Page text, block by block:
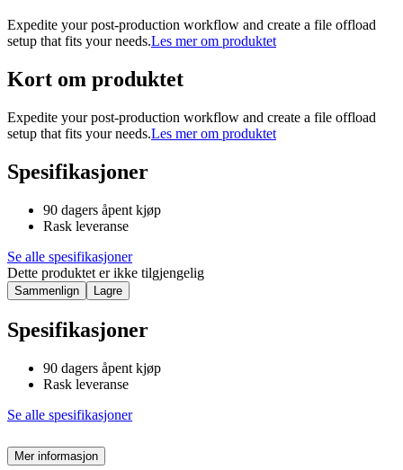
Expedite your post-production workflow and create a file offload
setup that fits your needs.Les mer om produktet
Kort om produktet
Expedite your post-production workflow and create a file offload
setup that fits your needs.Les mer om produktet
Spesifikasjoner
90 dagers åpent kjøp
Rask leveranse
Se alle spesifikasjoner
Dette produktet er ikke tilgjengelig
Sammenlign Lagre
Spesifikasjoner
90 dagers åpent kjøp
Rask leveranse
Se alle spesifikasjoner
Mer informasjon